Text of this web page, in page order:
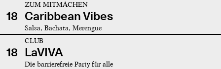
18
ZUM MITMACHEN
Caribbean Vibes
Salsa, Bachata, Merengue
18
CLUB
LaVIVA
Die barrierefreie Party für alle